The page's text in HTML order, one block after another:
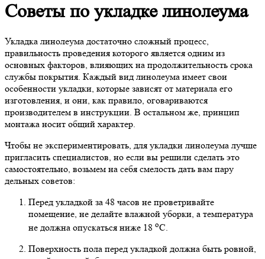
Советы по укладке линолеума
Укладка линолеума достаточно сложный процесс,
правильность проведения которого является одним из
основных факторов, влияющих на продолжительность срока
службы покрытия. Каждый вид линолеума имеет свои
особенности укладки, которые зависят от материала его
изготовления, и они, как правило, оговариваются
производителем в инструкции. В остальном же, принцип
монтажа носит общий характер.
Чтобы не экспериментировать, для укладки линолеума лучше
пригласить специалистов, но если вы решили сделать это
самостоятельно, возьмем на себя смелость дать вам пару
дельных советов:
Перед укладкой за 48 часов не проветривайте
помещение, не делайте влажной уборки, а температура
не должна опускаться ниже 18 oC.
Поверхность пола перед укладкой должна быть ровной,